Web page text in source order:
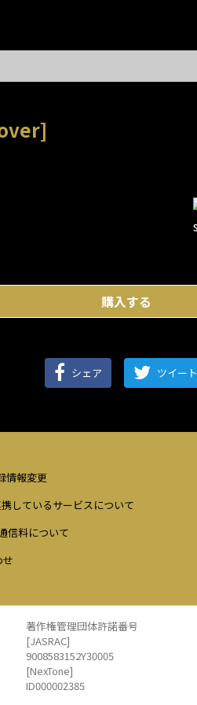
購入する
シェア ツイート
情報変更
しているサービスについて
信料について
せ
著作権管理団体許諾番号
[JASRAC]
9008583152Y30005
[NexTone]
ID000002385